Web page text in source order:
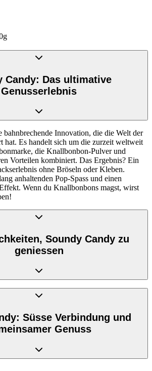
Candy: Das ultimative
Genusserlebnis
bahnbrechende Innovation, die die Welt der
hat. Es handelt sich um die zurzeit weltweit
die Knallbonbon-Pulver und
Vorteilen kombiniert. Das Ergebnis? Ein
ohne Bröseln oder Kleben.
anhaltenden Pop-Spass und einen
Wenn du Knallbonbons magst, wirst
Soundy Candy zu
geniessen
drei aufregende Möglichkeiten, den
Einfach ein Bonbon lutschen und die
zu 5 Minuten lang erleben.
und dabei an einem warmen Getränk nipst.
Süsse Verbindung und
Genuss